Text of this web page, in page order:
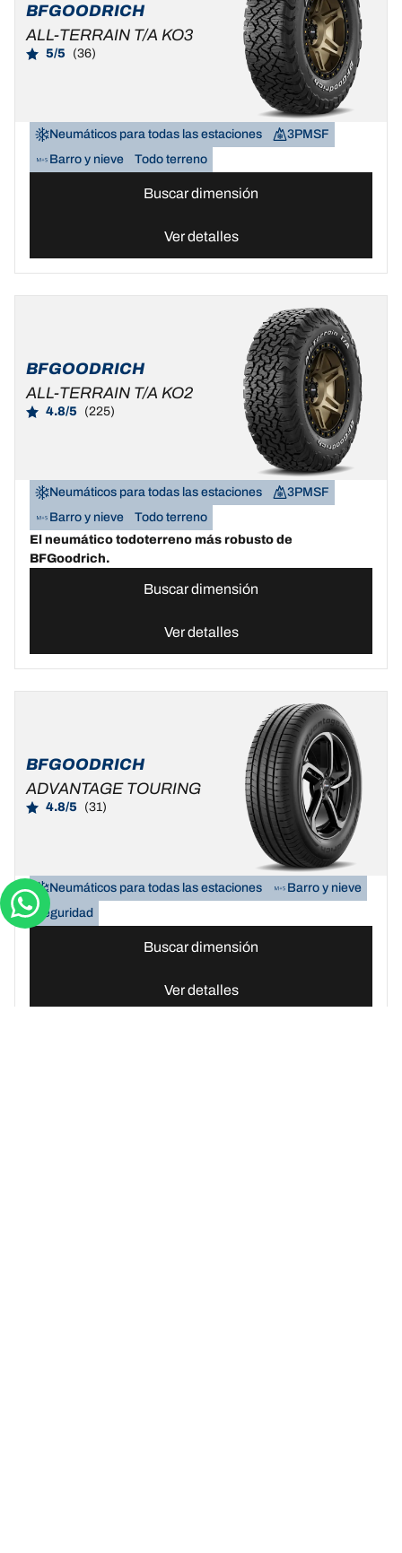
BFGOODRICH
ALL-TERRAIN T/A KO3
5/5 (36)
Neumáticos para todas las estaciones
3PMSF
Barro y nieve
Todo terreno
Buscar dimensión
Ver detalles
BFGOODRICH
ALL-TERRAIN T/A KO2
4.8/5 (225)
Neumáticos para todas las estaciones
3PMSF
Barro y nieve
Todo terreno
El neumático todoterreno más robusto de
BFGoodrich.
Buscar dimensión
Ver detalles
BFGOODRICH
ADVANTAGE TOURING
4.8/5 (31)
Neumáticos para todas las estaciones
Barro y nieve
Seguridad
Buscar dimensión
Ver detalles